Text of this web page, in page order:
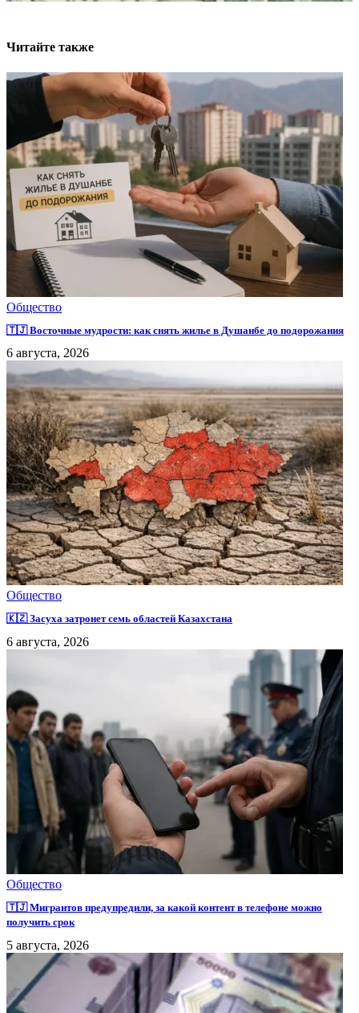
Читайте также
Общество
🇹🇯 Восточные мудрости: как снять жилье в Душанбе до подорожания
6 августа, 2026
Общество
🇰🇿 Засуха затронет семь областей Казахстана
6 августа, 2026
Общество
🇹🇯 Мигрантов предупредили, за какой контент в телефоне можно
получить срок
5 августа, 2026